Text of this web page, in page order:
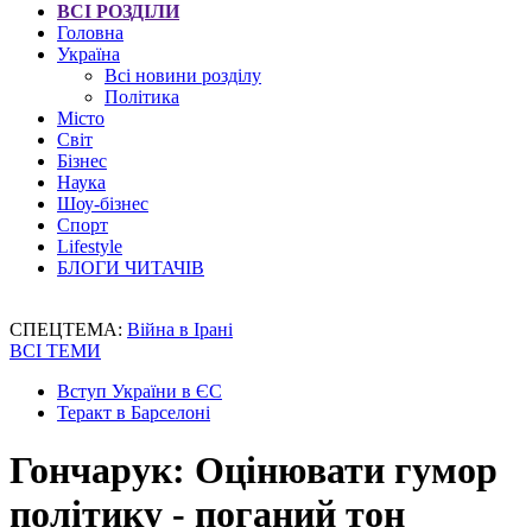
ВСІ РОЗДІЛИ
Головна
Україна
Всі новини розділу
Політика
Місто
Світ
Бізнес
Наука
Шоу-бізнес
Спорт
Lifestyle
БЛОГИ ЧИТАЧІВ
СПЕЦТЕМА: Війна в Ірані
ВСІ ТЕМИ
Вступ України в ЄС
Теракт в Барселоні
Гончарук: Оцінювати гумор
політику - поганий тон